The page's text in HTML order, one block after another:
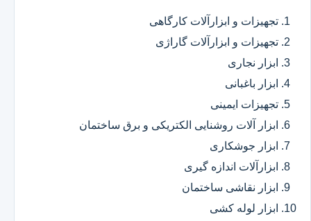
تجهیزات و ابزارآلات کارگاهی
تجهیزات و ابزارآلات گاراژی
ابزار نجاری
ابزار باغبانی
تجهیزات ایمینی
ابزار آلات روشنایی الکتریکی و برق ساختمان
ابزار جوشکاری
ابزارآلات اندازه گیری
ابزار نقاشی ساختمان
ابزار لوله کشی